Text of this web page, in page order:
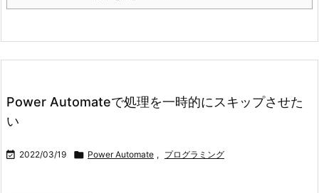
Power Automateで処理を一時的にスキップさせた
い
 2022/03/19  Power Automate , プログラミング